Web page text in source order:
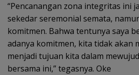
“Pencanangan zona integritas ini
sekedar seremonial semata,
komitmen. Bahwa tentunya saya
adanya komitmen, kita tidak akan
menjadi tujuan kita dalam
bersama ini,” tegasnya. Oke